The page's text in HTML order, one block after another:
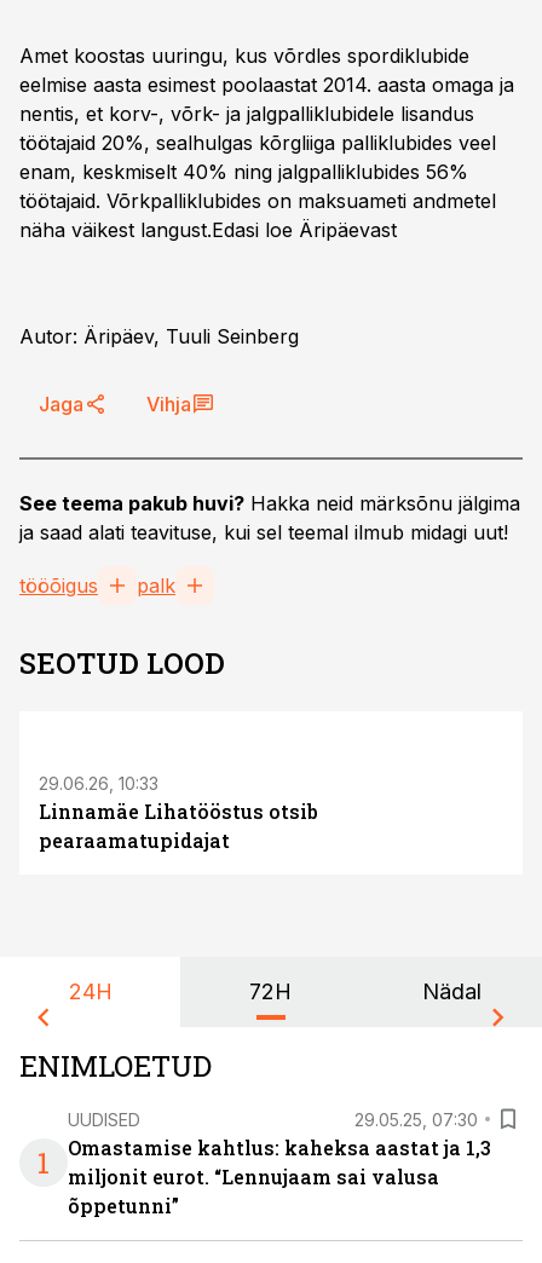
Amet koostas uuringu, kus võrdles spordiklubide
eelmise aasta esimest poolaastat 2014. aasta omaga ja
nentis, et korv-, võrk- ja jalgpalliklubidele lisandus
töötajaid 20%, sealhulgas kõrgliiga palliklubides veel
enam, keskmiselt 40% ning jalgpalliklubides 56%
töötajaid. Võrkpalliklubides on maksuameti andmetel
näha väikest langust.Edasi loe Äripäevast
Autor: Äripäev, Tuuli Seinberg
Jaga Vihja
See teema pakub huvi? Hakka neid märksõnu jälgima
ja saad alati teavituse, kui sel teemal ilmub midagi uut!
tööõigus palk
SEOTUD LOOD
29.06.26, 10:33
Linnamäe Lihatööstus otsib
pearaamatupidajat
24H 72H Nädal
ENIMLOETUD
1
UUDISED 29.05.25, 07:30
Omastamise kahtlus: kaheksa aastat ja 1,3
miljonit eurot. “Lennujaam sai valusa
õppetunni”